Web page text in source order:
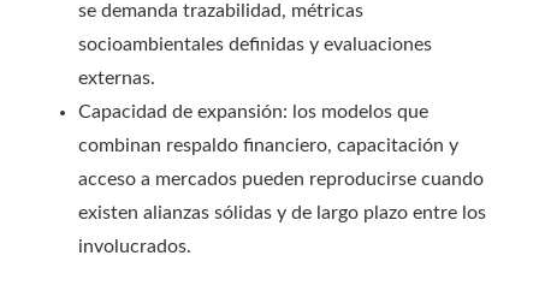
se demanda trazabilidad, métricas
socioambientales definidas y evaluaciones
externas.
Capacidad de expansión: los modelos que
combinan respaldo financiero, capacitación y
acceso a mercados pueden reproducirse cuando
existen alianzas sólidas y de largo plazo entre los
involucrados.